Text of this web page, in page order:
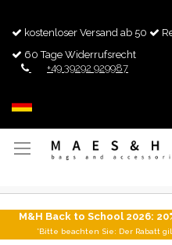
kostenloser Versand ab 50
60 Tage Widerrufsrecht
+49 39292 929987
Navigation
umschalten
M&H Back to School 2026:
*Bitte beachten Sie: Der Rabatt